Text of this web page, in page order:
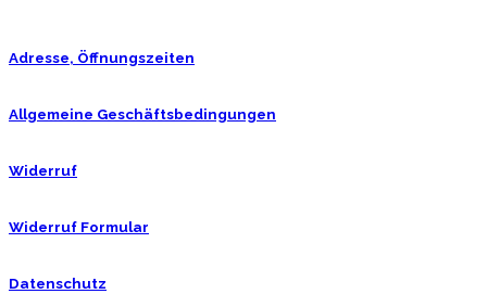
Adresse, Öffnungszeiten
Allgemeine Geschäftsbedingungen
Widerruf
Widerruf Formular
Datenschutz